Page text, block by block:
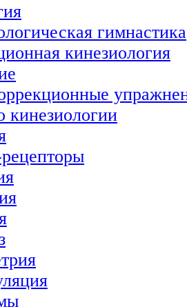
гимнастика
кинезиология
кинезиологии